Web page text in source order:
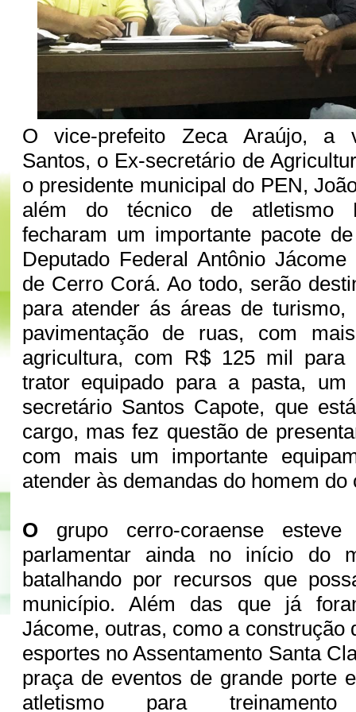
O vice-prefeito Zeca Araújo, a
Santos, o Ex-secretário de
o presidente municipal do PEN,
além do técnico de atletismo
fecharam um importante pacote
Deputado Federal Antônio
de Cerro Corá. Ao todo, serão
para atender ás áreas de
pavimentação de ruas, com
agricultura, com R$ 125 mil para
trator equipado para a pasta, um
secretário Santos Capote, que
cargo, mas fez questão de
com mais um importante
atender às demandas do homem
O grupo cerro-coraense
parlamentar ainda no início do
batalhando por recursos que
município. Além das que já
Jácome, outras, como a construção
esportes no Assentamento Santa
praça de eventos de grande porte
atletismo para